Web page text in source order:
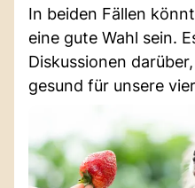
In beiden Fällen
eine gute Wahl sein.
Diskussionen
gesund für unsere